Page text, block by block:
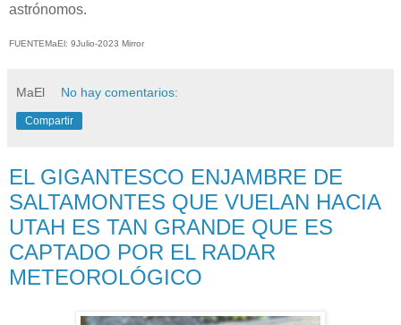
astrónomos.
FUENTEMaEl: 9Julio-2023 Mirror
MaEl No hay comentarios:
Compartir
EL GIGANTESCO ENJAMBRE DE
SALTAMONTES QUE VUELAN HACIA
UTAH ES TAN GRANDE QUE ES
CAPTADO POR EL RADAR
METEOROLÓGICO